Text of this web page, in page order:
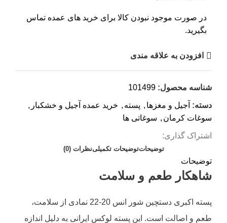
در صورت موجود نبودن کالا برای خرید های عمده تماس
بگیرید.
افزودن به علاقه مندی
شناسه محصول: 101499
دسته: آجیل و مغزها , پسته , خرید عمده آجیل و خشکبار ,
سوغات کرمان , سوغاتی ها
اشتراک گذاری:
توضیحاتتوضیحات تکمیلینظرات (0)
توضیحات
شاهکار طعم و سلامت
پسته اکبری دستچین شور انس 20-22 نمادی از سلامت،
طعم و اصالت است. این پسته لوکس ایرانی به دلیل اندازه